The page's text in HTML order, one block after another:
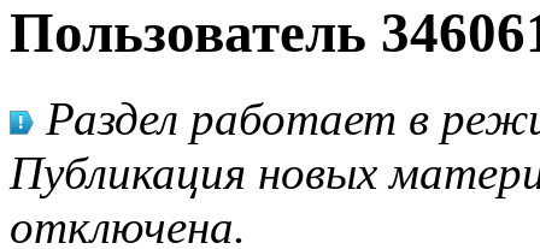
Пользователь
Раздел работает в
Публикация новых
отключена.